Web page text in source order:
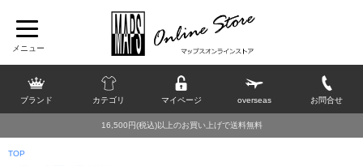
ブランド カテゴリ マイページ overseas お問合せ
16,500円(税込)以上のお買い上げで送料無料
TOP